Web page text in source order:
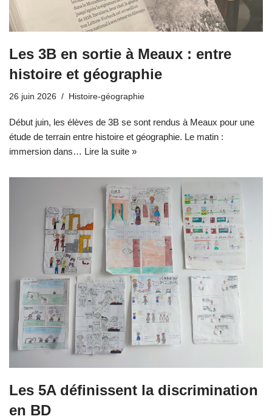
Les 3B en sortie à Meaux : entre
histoire et géographie
26 juin 2026 Histoire-géographie
Début juin, les élèves de 3B se sont rendus à Meaux pour une
étude de terrain entre histoire et géographie. Le matin :
immersion dans… Lire la suite »
Les 5A définissent la discrimination
en BD